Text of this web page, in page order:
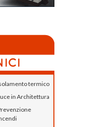
termico
in Architettura